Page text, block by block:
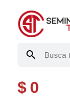
search
$ 0